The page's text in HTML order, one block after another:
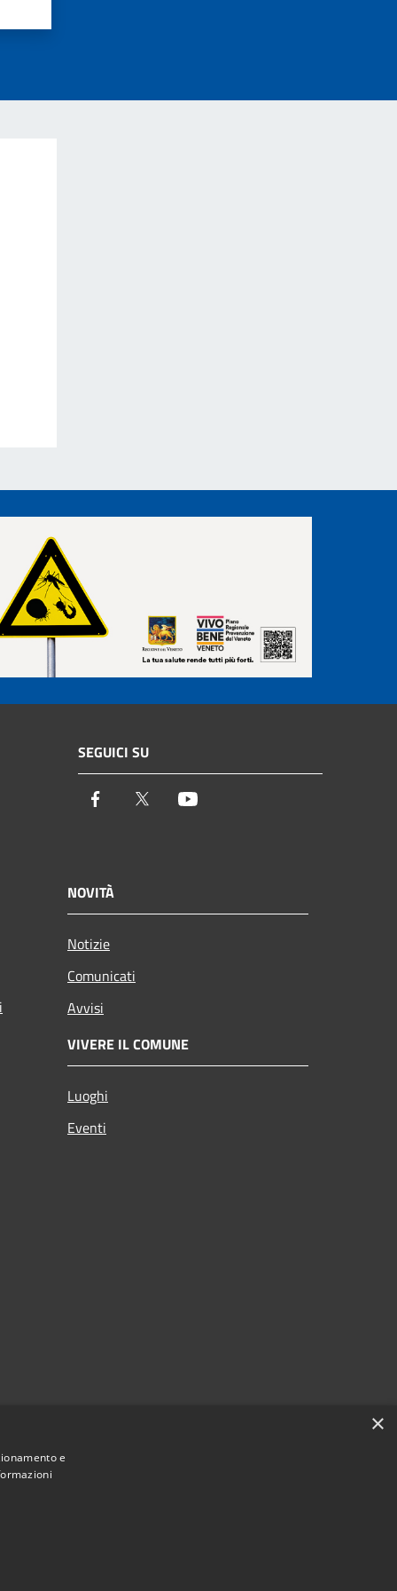
SEGUICI SU
Facebook Twitter
NOVITÀ
Notizie
Comunicati
Avvisi
VIVERE IL COMUNE
Luoghi
Eventi
×
e